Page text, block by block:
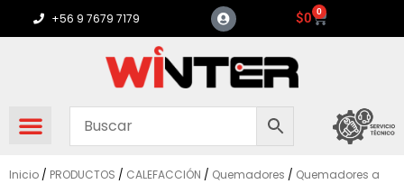
+56 9 7679 7179 $0 0
Carrito
Inicio / PRODUCTOS / CALEFACCIÓN / Quemadores / Quemadores a